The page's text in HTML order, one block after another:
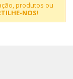
produtos ou
NOS!